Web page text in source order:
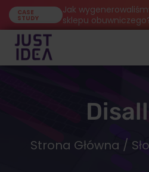
CASE
STUDY
Jak
sklepu
Strona Główna /